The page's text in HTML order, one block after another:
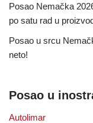
Posao Nemačka
po satu rad u
Posao u srcu
neto!
Posao u
Autolimar